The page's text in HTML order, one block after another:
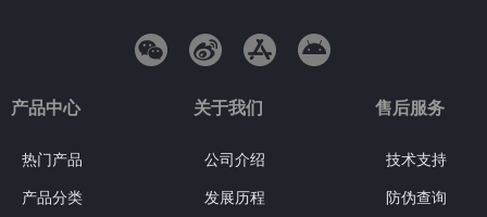
产品中心
热门产品
产品分类
公司介绍
发展历程
关于我们
技术支持
防伪查询
售后服务